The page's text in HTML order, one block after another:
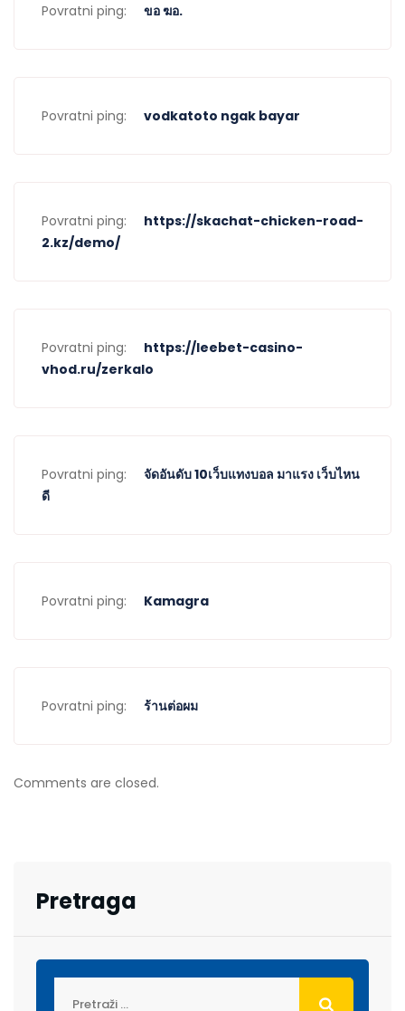
Povratni ping: ขอ ฆอ.
Povratni ping: vodkatoto ngak bayar
Povratni ping:
https://skachat-chicken-road-
2.kz/demo/
Povratni ping:
https://leebet-casino-
vhod.ru/zerkalo
Povratni ping:
จัดอันดับ 10เว็บแทงบอล มาแรง เว็บไหน
ดี
Povratni ping: Kamagra
Povratni ping: ร้านต่อผม
Comments are closed.
Pretraga